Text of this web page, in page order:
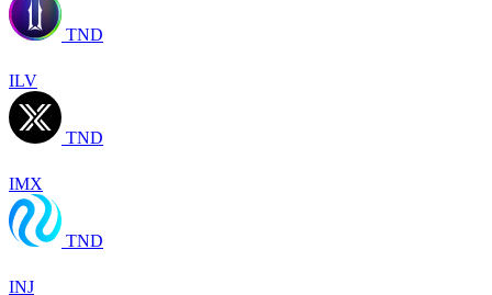
TND
ILV
TND
IMX
TND
INJ